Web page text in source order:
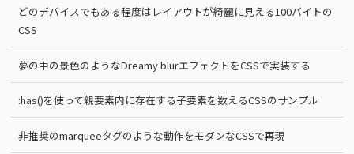
どのデバイスでもある程度はレイアウトが綺麗に見える100バイトの
CSS
夢の中の景色のようなDreamy blurエフェクトをCSSで実装する
:has()を使って親要素内に存在する子要素を数えるCSSのサンプル
非推奨のmarqueeタグのような動作をモダンなCSSで再現